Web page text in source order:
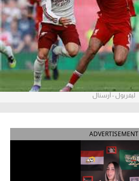
ليفربول - أرسنال
ADVERTISEMENT